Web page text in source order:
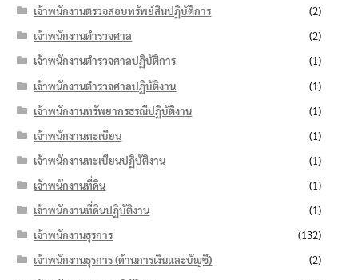
เจ้าพนักงานตรวจสอบทรัพย์สินปฏิบัติการ
(2)
เจ้าพนักงานตำรวจศาล
(2)
เจ้าพนักงานตำรวจศาลปฏิบัติการ
(1)
เจ้าพนักงานตำรวจศาลปฏิบัติงาน
(1)
เจ้าพนักงานทรัพยากรธรณีปฏิบัติงาน
(1)
เจ้าพนักงานทะเบียน
(1)
เจ้าพนักงานทะเบียนปฏิบัติงาน
(1)
เจ้าพนักงานที่ดิน
(1)
เจ้าพนักงานที่ดินปฏิบัติงาน
(1)
เจ้าพนักงานธุรการ
(132)
เจ้าพนักงานธุรการ (ด้านการเงินและบัญชี)
(2)